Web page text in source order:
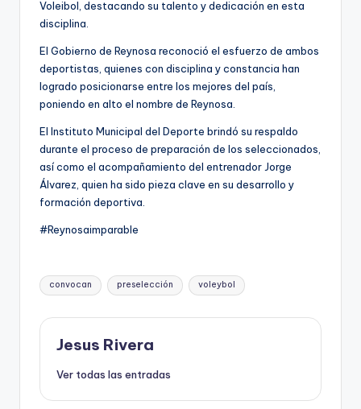
Voleibol, destacando su talento y dedicación en esta
disciplina.
El Gobierno de Reynosa reconoció el esfuerzo de ambos
deportistas, quienes con disciplina y constancia han
logrado posicionarse entre los mejores del país,
poniendo en alto el nombre de Reynosa.
El Instituto Municipal del Deporte brindó su respaldo
durante el proceso de preparación de los seleccionados,
así como el acompañamiento del entrenador Jorge
Álvarez, quien ha sido pieza clave en su desarrollo y
formación deportiva.
#Reynosaimparable
Etiquetas:
convocan preselección voleybol
Jesus Rivera
Ver todas las entradas